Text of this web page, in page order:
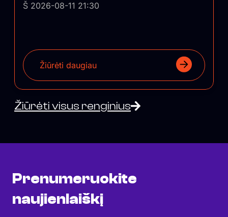
Š 2026-08-11 21:30
Žiūrėti daugiau
Žiūrėti visus renginius
Prenumeruokite
naujienlaiškį